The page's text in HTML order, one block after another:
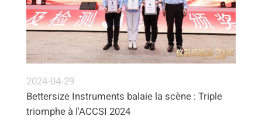
2024-04-29
Bettersize Instruments balaie la scène : Triple
triomphe à l'ACCSI 2024